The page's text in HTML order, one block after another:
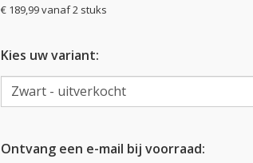
€ 189,99 vanaf 2 stuks
Kies uw variant:
Ontvang een e-mail bij voorraad: